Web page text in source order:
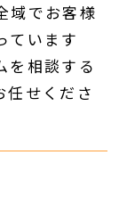
域でお客様
ています
を相談する
任せくださ